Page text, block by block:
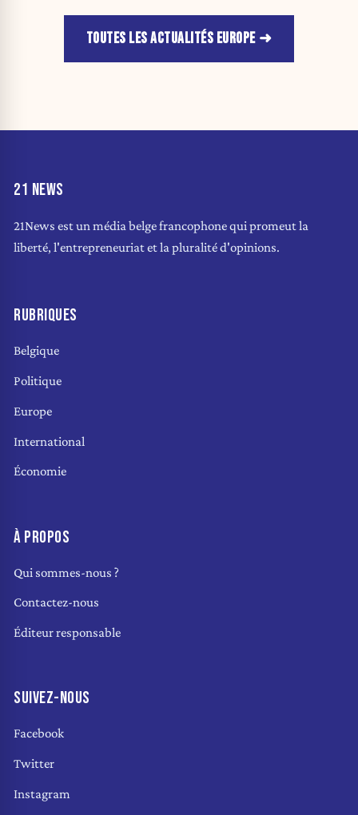
TOUTES LES ACTUALITÉS EUROPE
21 NEWS
21News est un média belge francophone qui promeut la
liberté, l'entrepreneuriat et la pluralité d'opinions.
RUBRIQUES
Belgique
Politique
Europe
International
Économie
À PROPOS
Qui sommes-nous ?
Contactez-nous
Éditeur responsable
SUIVEZ-NOUS
Facebook
Twitter
Instagram